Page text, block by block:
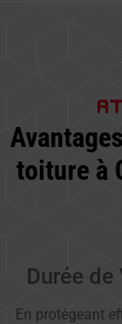
toiture à
Durée
En protégeant